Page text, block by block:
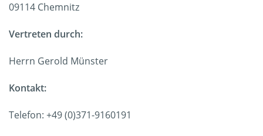
09114 Chemnitz
Vertreten durch:
Herrn Gerold Münster
Kontakt:
Telefon: +49 (0)371-9160191